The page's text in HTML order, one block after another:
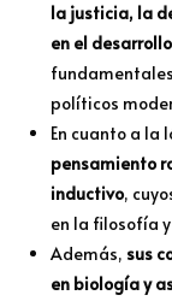
la justicia, la
en el
políticos
En cuanto a la
pensamiento
inductivo,
en la filosofía
Además, sus
en biología y